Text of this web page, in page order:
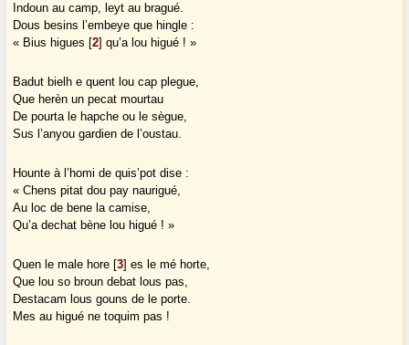
Indoun au camp, leyt au bragué.
Dous besins l’embeye que hingle :
« Bius higues [2] qu’a lou higué ! »
Badut bielh e quent lou cap plegue,
Que herèn un pecat mourtau
De pourta le hapche ou le sègue,
Sus l’anyou gardien de l’oustau.
Hounte à l’homi de quis’pot dise :
« Chens pitat dou pay naurigué,
Au loc de bene la camise,
Qu’a dechat bène lou higué ! »
Quen le male hore [3] es le mé horte,
Que lou so broun debat lous pas,
Destacam lous gouns de le porte.
Mes au higué ne toquim pas !